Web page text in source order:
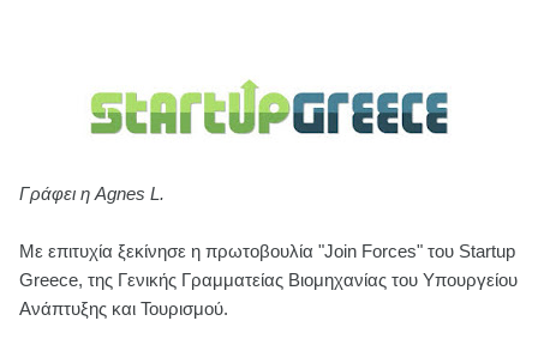
Γράφει η Agnes L.
Με επιτυχία ξεκίνησε η πρωτοβουλία "Join Forces" του Startup
Greece, της Γενικής Γραμματείας Βιομηχανίας του Υπουργείου
Ανάπτυξης και Τουρισμού.